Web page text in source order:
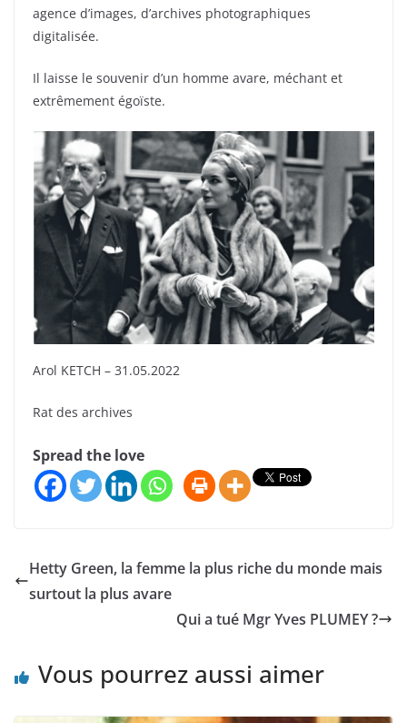
agence d’images, d’archives photographiques
digitalisée.
Il laisse le souvenir d’un homme avare, méchant et
extrêmement égoïste.
Arol KETCH – 31.05.2022
Rat des archives
Spread the love
Hetty Green, la femme la plus riche du monde mais
surtout la plus avare
Qui a tué Mgr Yves PLUMEY ?
Vous pourrez aussi aimer